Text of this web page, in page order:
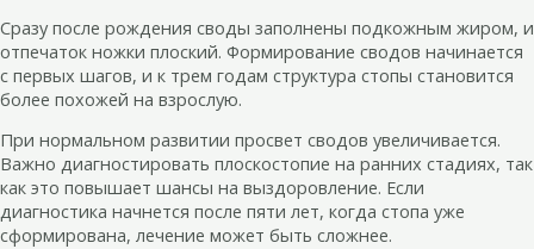
Сразу после рождения своды заполнены подкожным жиром, и
отпечаток ножки плоский. Формирование сводов начинается
с первых шагов, и к трем годам структура стопы становится
более похожей на взрослую.
При нормальном развитии просвет сводов увеличивается.
Важно диагностировать плоскостопие на ранних стадиях, так
как это повышает шансы на выздоровление. Если
диагностика начнется после пяти лет, когда стопа уже
сформирована, лечение может быть сложнее.